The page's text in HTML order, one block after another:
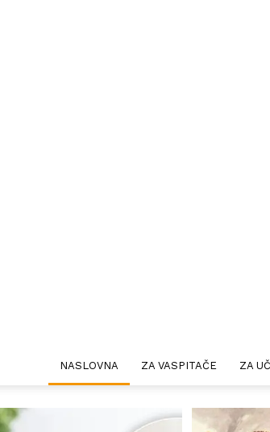
NASLOVNA ZA VASPITAČE ZA